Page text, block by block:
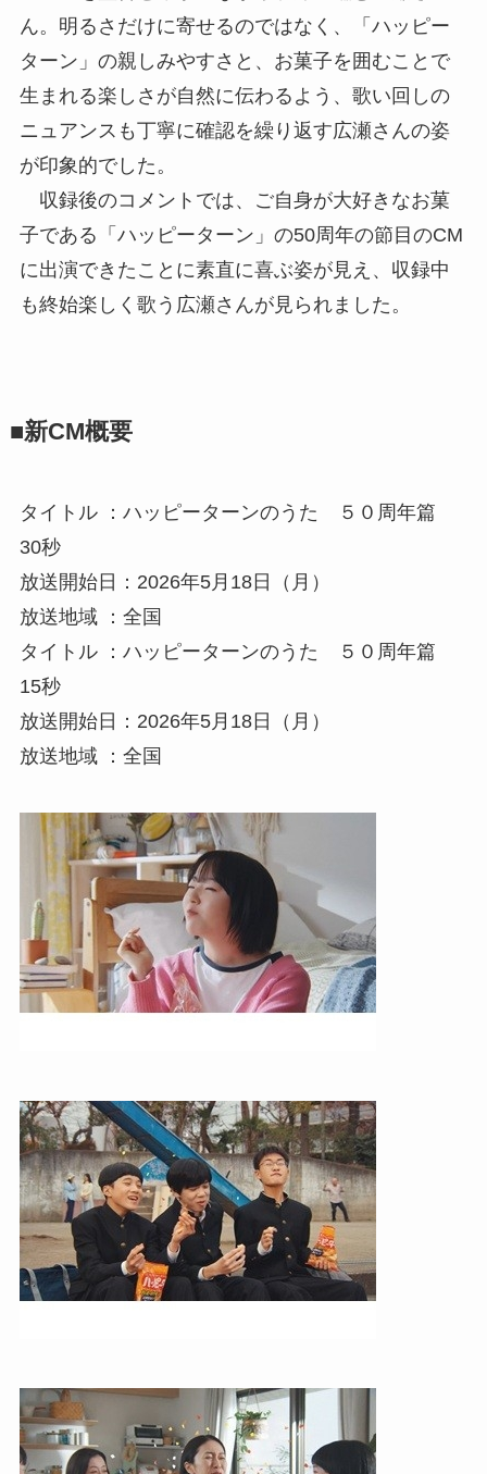
ん。明るさだけに寄せるのではなく、「ハッピー
ターン」の親しみやすさと、お菓子を囲むことで
生まれる楽しさが自然に伝わるよう、歌い回しの
ニュアンスも丁寧に確認を繰り返す広瀬さんの姿
が印象的でした。
収録後のコメントでは、ご自身が大好きなお菓
子である「ハッピーターン」の50周年の節目のCM
に出演できたことに素直に喜ぶ姿が見え、収録中
も終始楽しく歌う広瀬さんが見られました。
■新CM概要
タイトル ：ハッピーターンのうた ５０周年篇
30秒
放送開始日：2026年5月18日（月）
放送地域 ：全国
タイトル ：ハッピーターンのうた ５０周年篇
15秒
放送開始日：2026年5月18日（月）
放送地域 ：全国